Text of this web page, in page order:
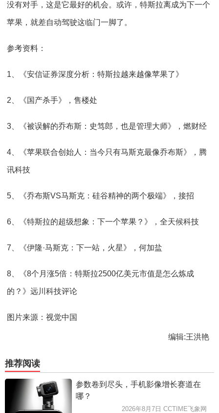
没有对手，这是它最好的机会。或许，特斯拉离成为下一个
苹果，就差自动驾驶这临门一脚了。
参考资料：
1、《安信证券深度分析：特斯拉越来越像苹果了》
2、《国产杀手》，售楼处
3、《被误解的乔布斯：史笃郎，也是管理大师》，燃财经
4、《苹果联合创始人：当今只有马斯克最像乔布斯》，腾
讯科技
5、《乔布斯VS马斯克：硅谷精神的两个极端》，接招
6、《特斯拉的超级想象：下一个苹果？》，全天候科技
7、《伊隆·马斯克：下一站，火星》，何加盐
8、《8个月涨5倍：特斯拉2500亿美元市值是怎么炼成
的？》远川科技评论
图片来源：视觉中国
编辑:王洪艳
推荐阅读
参数卷到尽头，手机影像增长赛道在
哪？
2026年8月7日 CCTIME飞象网